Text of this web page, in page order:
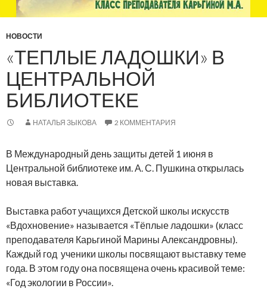
НОВОСТИ
«ТЕПЛЫЕ ЛАДОШКИ» В
ЦЕНТРАЛЬНОЙ
БИБЛИОТЕКЕ
НАТАЛЬЯ ЗЫКОВА 2 КОММЕНТАРИЯ
В Международный день защиты детей 1 июня в
Центральной библиотеке им. А. С. Пушкина открылась
новая выставка.
Выставка работ учащихся Детской школы искусств
«Вдохновение» называется «Тёплые ладошки» (класс
преподавателя Карьгиной Марины Александровны).
Каждый год ученики школы посвящают выставку теме
года. В этом году она посвящена очень красивой теме:
«Год экологии в России».